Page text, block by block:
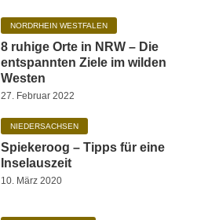
NORDRHEIN WESTFALEN
8 ruhige Orte in NRW – Die
entspannten Ziele im wilden
Westen
27. Februar 2022
NIEDERSACHSEN
Spiekeroog – Tipps für eine
Inselauszeit
10. März 2020